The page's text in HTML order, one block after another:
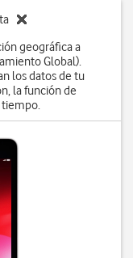
geográfica a
Global).
los datos de tu
la función de
tiempo.